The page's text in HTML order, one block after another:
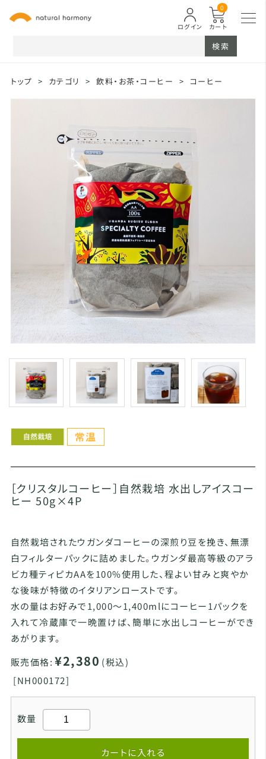
カート
0
ログイン
検索
トップ > カテゴリ > 飲料・お茶・コーヒー > コーヒー
［クリスタルコーヒー］自然栽培 水出しアイスコー
ヒー 50g×4P
自然栽培されたウガンダコーヒーの深煎り豆を挽き、無漂
白フィルターパックに詰めました。ウガンダ最高等級のアラ
ビカ種ティピカAAを100%使用した、程よい甘みと爽やか
な後味が特徴のイタリアンローストです。
水の量はお好みで1,000～1,400mlにコーヒー1パックを
入れて冷蔵庫で一晩置けば、簡単に水出しコーヒーができ
あがります。
販売価格: ¥2,380 (税込)
[NH000172]
数量
カートに入れる